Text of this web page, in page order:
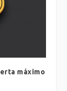
máximo